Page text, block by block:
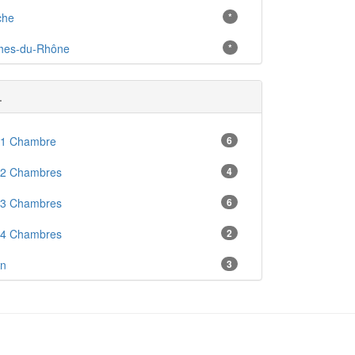
*
du-Rhône *
Chambre 6
Chambres 4
Chambres 6
Chambres 2
3